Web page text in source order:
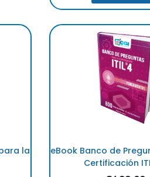
la
eBook Banco de
Certificación